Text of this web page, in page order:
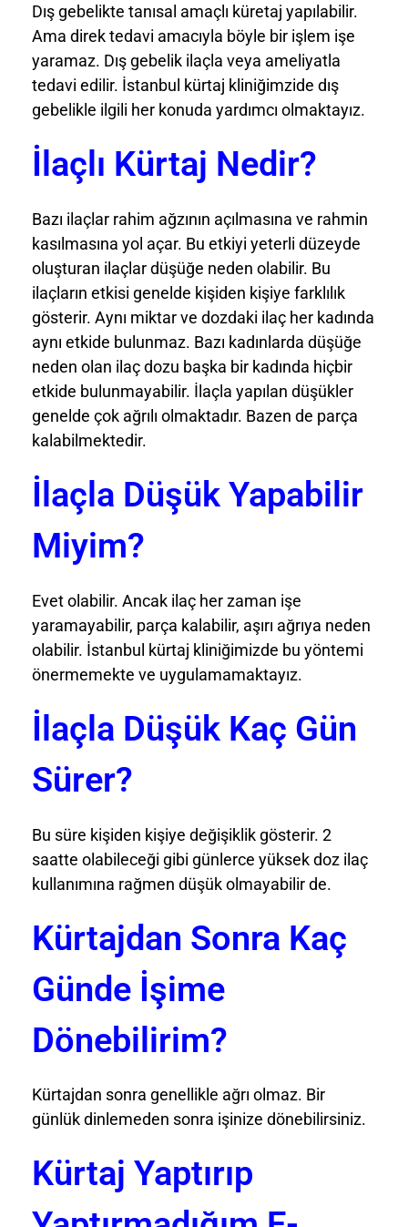
Dış gebelikte tanısal amaçlı küretaj yapılabilir.
Ama direk tedavi amacıyla böyle bir işlem işe
yaramaz. Dış gebelik ilaçla veya ameliyatla
tedavi edilir. İstanbul kürtaj kliniğimzide dış
gebelikle ilgili her konuda yardımcı olmaktayız.
İlaçlı Kürtaj Nedir?
Bazı ilaçlar rahim ağzının açılmasına ve rahmin
kasılmasına yol açar. Bu etkiyi yeterli düzeyde
oluşturan ilaçlar düşüğe neden olabilir. Bu
ilaçların etkisi genelde kişiden kişiye farklılık
gösterir. Aynı miktar ve dozdaki ilaç her kadında
aynı etkide bulunmaz. Bazı kadınlarda düşüğe
neden olan ilaç dozu başka bir kadında hiçbir
etkide bulunmayabilir. İlaçla yapılan düşükler
genelde çok ağrılı olmaktadır. Bazen de parça
kalabilmektedir.
İlaçla Düşük Yapabilir
Miyim?
Evet olabilir. Ancak ilaç her zaman işe
yaramayabilir, parça kalabilir, aşırı ağrıya neden
olabilir. İstanbul kürtaj kliniğimizde bu yöntemi
önermemekte ve uygulamamaktayız.
İlaçla Düşük Kaç Gün
Sürer?
Bu süre kişiden kişiye değişiklik gösterir. 2
saatte olabileceği gibi günlerce yüksek doz ilaç
kullanımına rağmen düşük olmayabilir de.
Kürtajdan Sonra Kaç
Günde İşime
Dönebilirim?
Kürtajdan sonra genellikle ağrı olmaz. Bir
günlük dinlemeden sonra işinize dönebilirsiniz.
Kürtaj Yaptırıp